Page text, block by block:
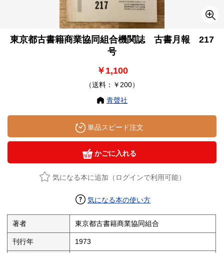
東京都古書籍商業協同組合機関誌 古書月報 217
号
￥1,100
（送料：￥200）
青聲社
単品スピード注文
かごに入れる
気になる本に追加（ログインで利用可能）
気になる本の使い方
著者 東京都古書籍商業協同組合
刊行年 1973